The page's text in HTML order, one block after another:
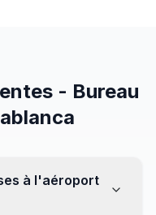
- Bureau
à l'aéroport